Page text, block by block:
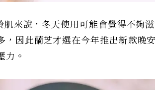
來說，冬天使用可能會覺得不夠
因此蘭芝才選在今年推出新款晚
力。